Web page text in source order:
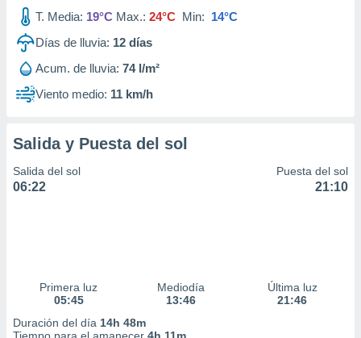
T. Media: 19°C Max.: 24°C Min: 14°C
Días de lluvia: 12 días
Acum. de lluvia: 74 l/m²
Viento medio: 11 km/h
Salida y Puesta del sol
Salida del sol
06:22
Puesta del sol
21:10
Primera luz
05:45
Mediodía
13:46
Última luz
21:46
Duración del día 14h 48m